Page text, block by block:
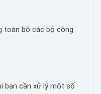
toàn bộ các bộ công
bạn cần xử lý một số